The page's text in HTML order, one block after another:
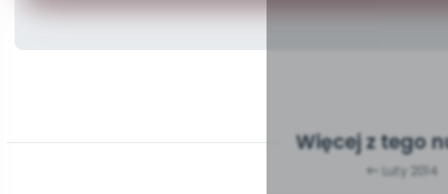
Więcej z tego
Luty 2014